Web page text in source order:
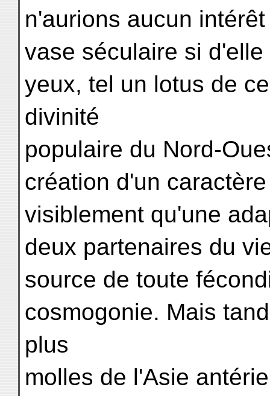
n'aurions aucun
vase séculaire si
yeux, tel un lotus de
divinité
populaire du Nord-
création d'un
visiblement qu'une
deux partenaires du
source de toute
cosmogonie. Mais
plus
molles de l'Asie